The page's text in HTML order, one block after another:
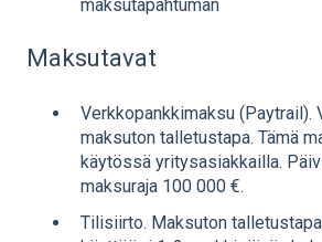
maksutapahtuman
Maksutavat
Verkkopankkimaksu (Paytrail).
maksuton talletustapa. Tämä
käytössä yritysasiakkailla.
maksuraja 100 000 €.
Tilisiirto. Maksuton